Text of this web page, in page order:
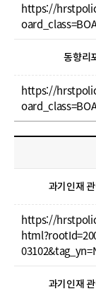
https://
동향리
https://
과기인재
https://
과기인재